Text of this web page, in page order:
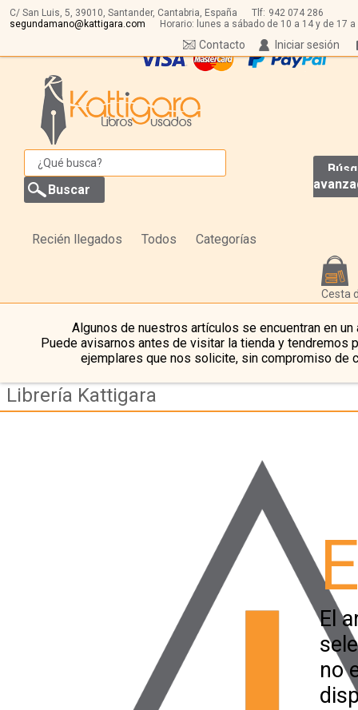
C/ San Luis, 5, 39010, Santander, Cantabria, España Tlf: 942 074 286
segundamano@kattigara.com
Horario: lunes a sábado de 10 a 14 y de 17 a
Iniciar sesión
Contacto
Recién llegados Todos Categorías
Cesta
Algunos de nuestros artículos se encuentran en un
Puede avisarnos antes de visitar la tienda y tendremos
ejemplares que nos solicite, sin compromiso de
Librería Kattigara
El
no